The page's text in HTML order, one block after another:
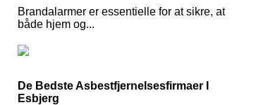
Brandalarmer er essentielle for at sikre, at
både hjem og...
De Bedste Asbestfjernelsesfirmaer I
Esbjerg